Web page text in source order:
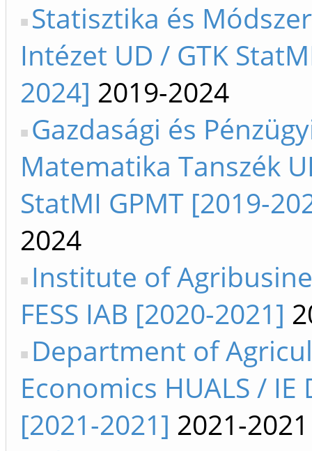
Statisztika és
Intézet UD / GTK
2024] 2019-2024
Gazdasági és
Matematika Tanszék
StatMI GPMT [2019-
2024
Institute of
FESS IAB [2020-2021]
Department of
Economics HUALS / IE
[2021-2021] 2021-2021